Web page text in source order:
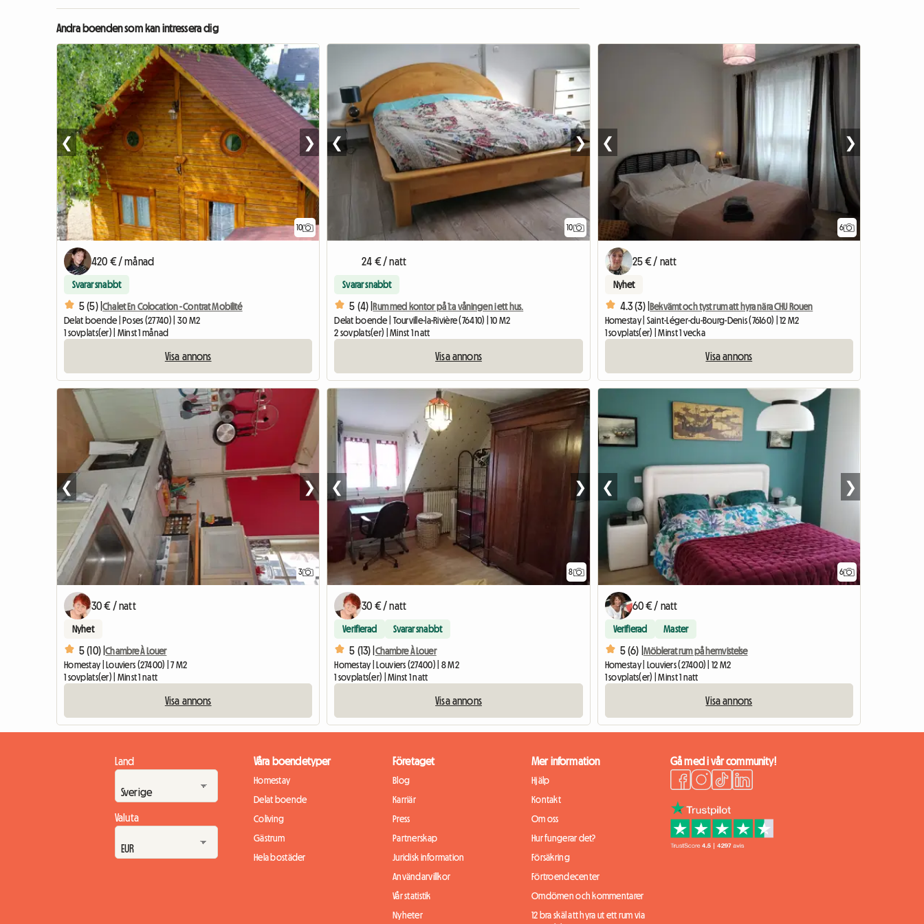
Andra boenden som kan intressera dig
10
❮ ❯
420 € / månad
Svarar snabbt
5 (5) |Chalet En Colocation - Contrat Mobilité
Delat boende | Poses (27740) | 30 M2
1 sovplats(er) | Minst 1 månad
Visa annons
10
❮ ❯
24 € / natt
Svarar snabbt
5 (4) |Rum med kontor på 1:a våningen i ett hus.
Delat boende | Tourville-la-Rivière (76410) | 10 M2
2 sovplats(er) | Minst 1 natt
Visa annons
6
❮ ❯
25 € / natt
Nyhet
4.3 (3) |Bekvämt och tyst rum att hyra nära CHU Rouen
Homestay | Saint-Léger-du-Bourg-Denis (76160) | 12 M2
1 sovplats(er) | Minst 1 vecka
Visa annons
3
❮ ❯
30 € / natt
Nyhet
5 (10) |Chambre À Louer
Homestay | Louviers (27400) | 7 M2
1 sovplats(er) | Minst 1 natt
Visa annons
8
❮ ❯
30 € / natt
Verifierad Svarar snabbt
5 (13) | Chambre À Louer
Homestay | Louviers (27400) | 8 M2
1 sovplats(er) | Minst 1 natt
Visa annons
6
❮ ❯
60 € / natt
Verifierad Master
5 (6) | Möblerat rum på hemvistelse
Homestay | Louviers (27400) | 12 M2
1 sovplats(er) | Minst 1 natt
Visa annons
Land
Valuta
Våra boendetyper
Homestay
Delat boende
Coliving
Gästrum
Hela bostäder
Företaget
Blog
Karriär
Press
Partnerskap
Juridisk information
Användarvillkor
Vår statistik
Nyheter
Mer information
Hjälp
Kontakt
Om oss
Hur fungerar det?
Försäkring
Förtroendecenter
Omdömen och kommentarer
12 bra skäl att hyra ut ett rum via
Gå med i vår community!